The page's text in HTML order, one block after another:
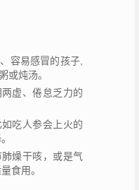
容易感冒的孩子,
或炖汤。
虚、倦怠乏力的
如吃人参会上火的
燥干咳，或是气
食用。